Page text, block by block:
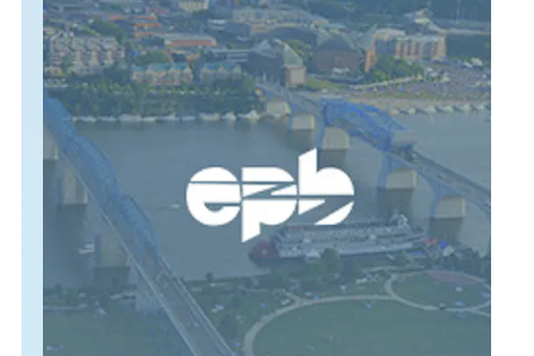
BLOG
APOYO
IDIOMA